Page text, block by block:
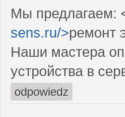
Мы предлагаем:
sens.ru/>ремонт
Наши мастера
устройства в
odpowiedz